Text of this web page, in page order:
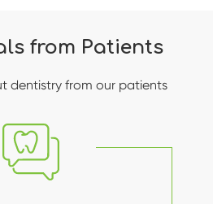
from Patients
dentistry from our patients